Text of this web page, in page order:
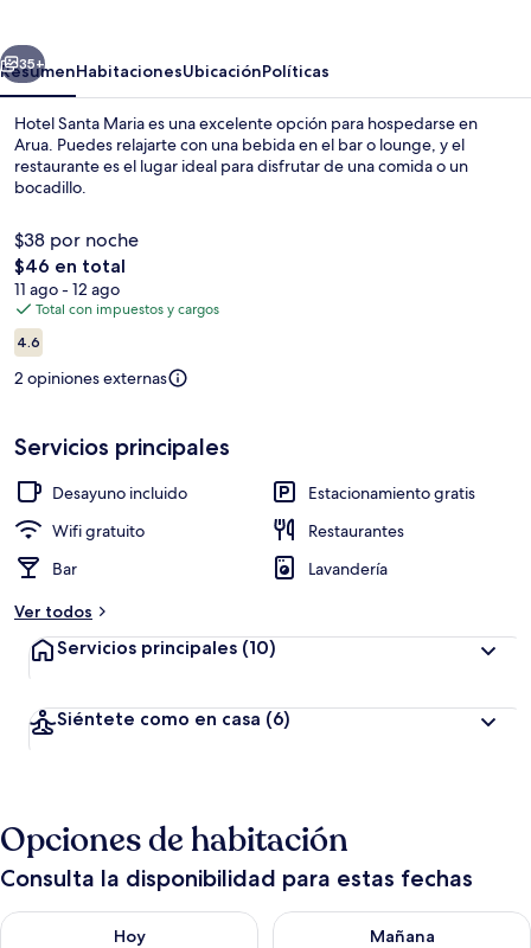
Siguiente
35+
ResumenHabitacionesUbicaciónPolíticas
Hotel Santa Maria es una excelente opción para hospedarse en
Arua. Puedes relajarte con una bebida en el bar o lounge, y el
restaurante es el lugar ideal para disfrutar de una comida o un
bocadillo.
$38 por noche
El
precio
total
es
de
$46
$46 en total
11 ago - 12 ago
Total con impuestos y cargos
Opiniones
4.64.6 de 10,
2 opiniones externas
Servicios principales
Desayuno incluido
Estacionamiento gratis
Wifi gratuito
Restaurantes
Bar
Lavandería
Ver todos
Servicios principales (10)
Siéntete como en casa (6)
Opciones de habitación
Consulta la disponibilidad para estas fechas
Hoy
Consulta la disponibilidad para hoy ago 8 - ago 9
Mañana
Consulta la disponibilidad